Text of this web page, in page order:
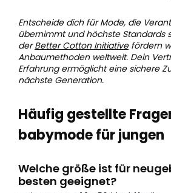
Entscheide dich für Mode, die
übernimmt und höchste Standards
derBetter Cotton Initiativefördern
Anbaumethoden weltweit. Dein
Erfahrung ermöglicht eine sichere
nächste Generation.
Häufig gestellte
babymode für jungen
Welche größe ist für
besten geeignet?